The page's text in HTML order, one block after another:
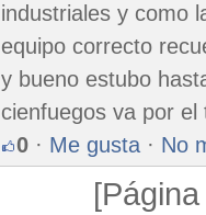
industriales y como
equipo correcto
y bueno estubo
cienfuegos va por
0 · Me gusta · No